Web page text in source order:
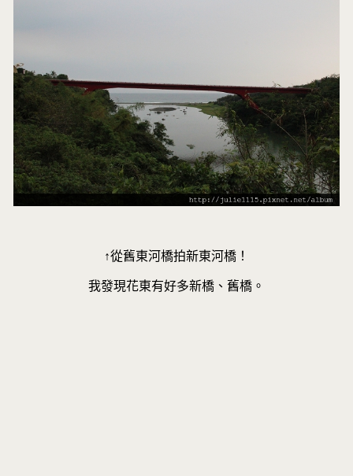
↑從舊東河橋拍新東河橋！
我發現花東有好多新橋、舊橋。